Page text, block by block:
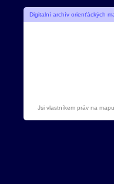
Digitalní archív orienťáckých
Jsi vlastníkem práv na